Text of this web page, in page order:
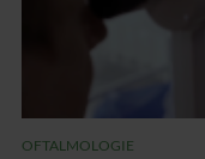
OFTALMOLOGIE